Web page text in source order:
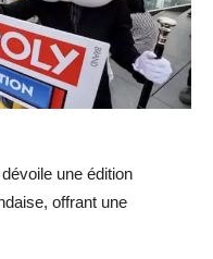
une édition
offrant une